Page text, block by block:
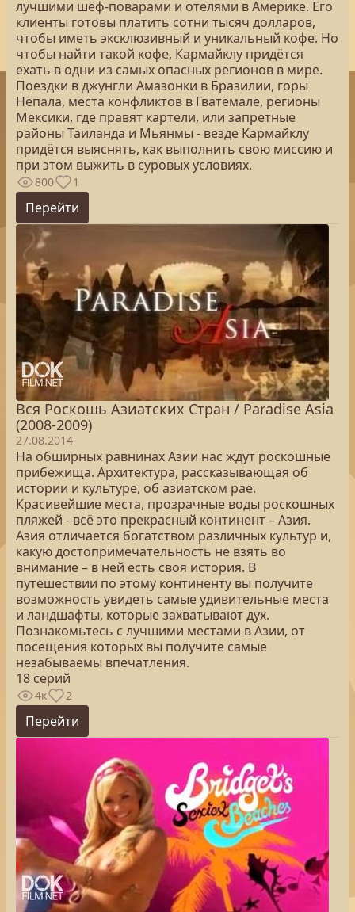
лучшими шеф-поварами и отелями в Америке. Его
клиенты готовы платить сотни тысяч долларов,
чтобы иметь эксклюзивный и уникальный кофе. Но
чтобы найти такой кофе, Кармайклу придётся
ехать в одни из самых опасных регионов в мире.
Поездки в джунгли Амазонки в Бразилии, горы
Непала, места конфликтов в Гватемале, регионы
Мексики, где правят картели, или запретные
районы Таиланда и Мьянмы - везде Кармайклу
придётся выяснять, как выполнить свою миссию и
при этом выжить в суровых условиях.
800 1
Перейти
Вся Роскошь Азиатских Стран / Paradise Asia
(2008-2009)
27.08.2014
На обширных равнинах Азии нас ждут роскошные
прибежища. Архитектура, рассказывающая об
истории и культуре, об азиатском рае.
Красивейшие места, прозрачные воды роскошных
пляжей - всё это прекрасный континент – Азия.
Азия отличается богатством различных культур и,
какую достопримечательность не взять во
внимание – в ней есть своя история. В
путешествии по этому континенту вы получите
возможность увидеть самые удивительные места
и ландшафты, которые захватывают дух.
Познакомьтесь с лучшими местами в Азии, от
посещения которых вы получите самые
незабываемы впечатления.
18 серий
4к 2
Перейти